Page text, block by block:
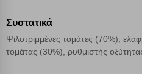
Συστατικά
Ψιλοτριμμένες τομάτες (70%),
τομάτας (30%), ρυθμιστής